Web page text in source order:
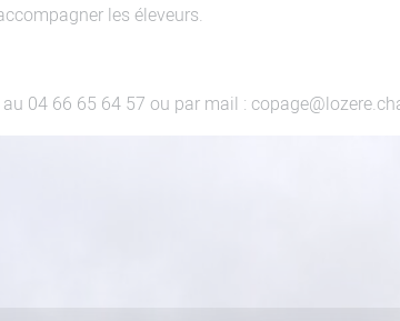
les éleveurs.
04 66 65 64 57 ou par mail :